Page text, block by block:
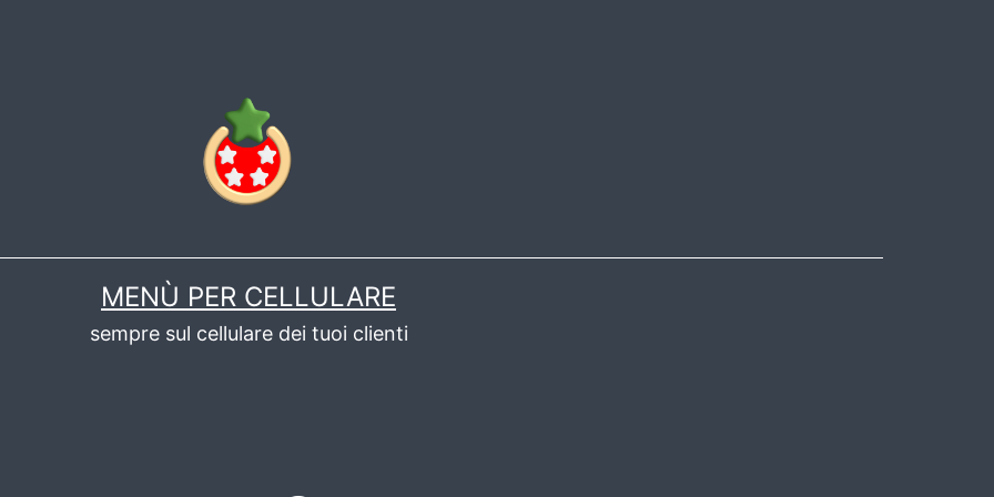
MENÙ PER CELLULARE
sempre sul cellulare dei tuoi clienti